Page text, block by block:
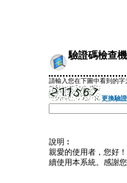
驗證碼檢查
請輸入您在下圖中看到的
更換驗
說明︰
親愛的使用者，您好
續使用本系統。感謝您